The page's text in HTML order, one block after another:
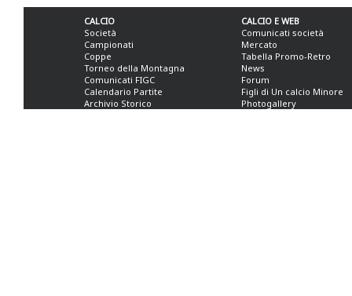
CALCIO
Società
Campionati
Coppe
Torneo della Montagna
Comunicati FIGC
Calendario Partite
Archivio Storico
CALCIO E WEB
Comunicati società
Mercato
Tabella Promo-Retro
News
Forum
Figli di Un calcio Minore
Photogallery